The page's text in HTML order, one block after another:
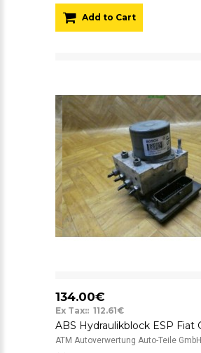
Add to Cart
134.00€
Ex Tax:: 112.61€
ATM Autoverwertung Auto-Teile